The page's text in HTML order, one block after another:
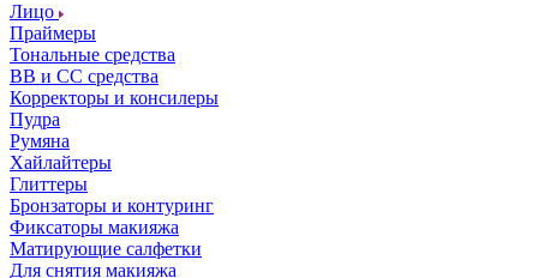
Лицо
Праймеры
Тональные средства
ВВ и СС средства
Корректоры и консилеры
Пудра
Румяна
Хайлайтеры
Глиттеры
Бронзаторы и контуринг
Фиксаторы макияжа
Матирующие салфетки
Для снятия макияжа